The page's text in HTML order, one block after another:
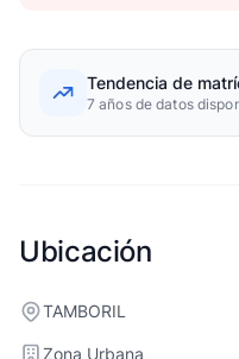
Tendencia de
7 años de datos
Ubicación
TAMBORIL
Zona Urbana